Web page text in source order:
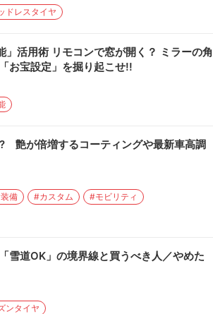
ドレスタイヤ
活用術 リモコンで窓が開く？ ミラーの角
お宝設定」を掘り起こせ!!
艶が倍増するコーティングや最新車高調
備 #カスタム
#モビリティ
雪道OK」の境界線と買うべき人／やめた
ンタイヤ